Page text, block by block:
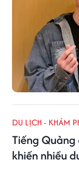
DU LỊCH - KHÁM
Tiếng
khiến nhiều